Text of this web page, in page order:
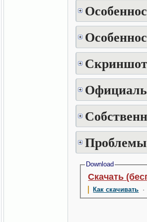
Проблемы
Download
Скачать
Как скачивать